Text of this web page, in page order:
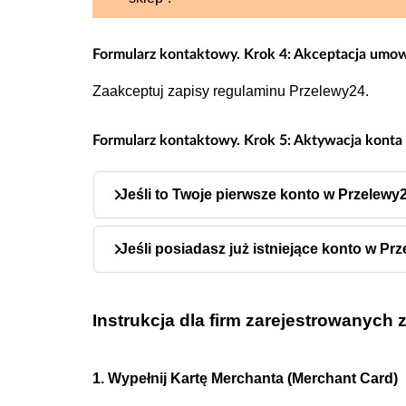
Formularz kontaktowy. Krok 4: Akceptacja
Zaakceptuj zapisy regulaminu Przelewy24.
Formularz kontaktowy. Krok 5: Aktywacja konta
Jeśli to Twoje pierwsze konto w
Po kliknięciuDokończ proces rejestracji
wiadomość z danymi do logowania do
mail, aby się zalogować.
Zaloguj się do panelu Przelewy24.
Jeśli posiadasz już istniejące konto w
otrzymasz wiadomość z danymi do
Po zakończeniu całego procesu
Instrukcja dla firm zarejestrowanych
1. Wypełnij Kartę Merchanta (Merchant Card)